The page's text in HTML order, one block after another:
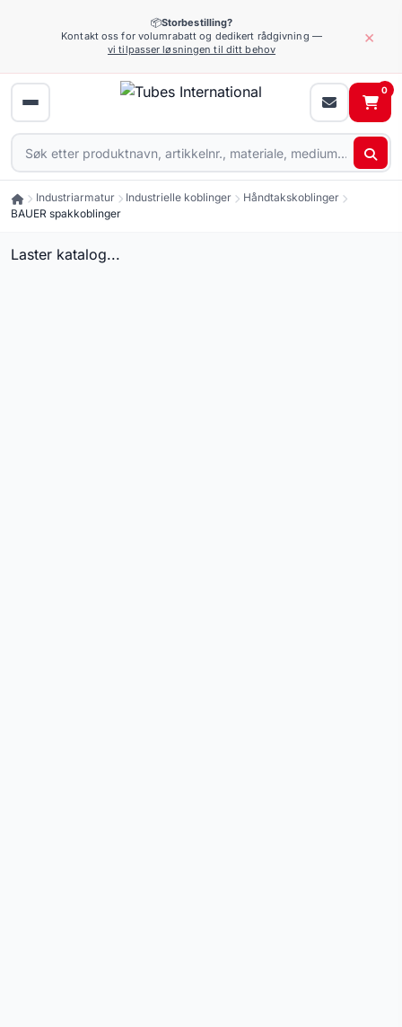
📦Storbestilling?
Kontakt oss for volumrabatt og dedikert rådgivning —
vi tilpasser løsningen til ditt behov
×
0
Industriarmatur Industrielle koblinger
Håndtakskoblinger
BAUER spakkoblinger
Laster katalog...